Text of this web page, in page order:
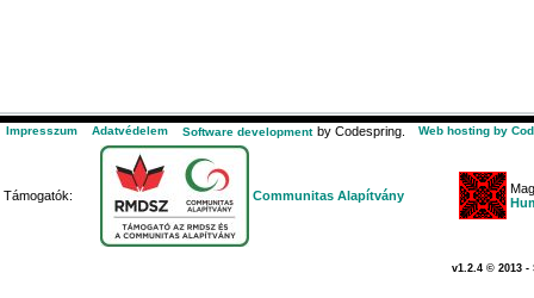
Impresszum Adatvédelem Software development by Codespring. Web hosting by
Támogatók: Communitas Alapítvány
v1.2.4 © 2013